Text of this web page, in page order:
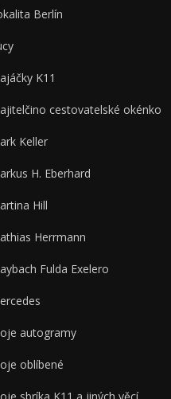
Berlín
K11
cestovatelské okénko
Keller
H. Eberhard
Hill
Herrmann
Fulda Exelero
autogramy
oblíbené
sbríka K11 a jiných věcí